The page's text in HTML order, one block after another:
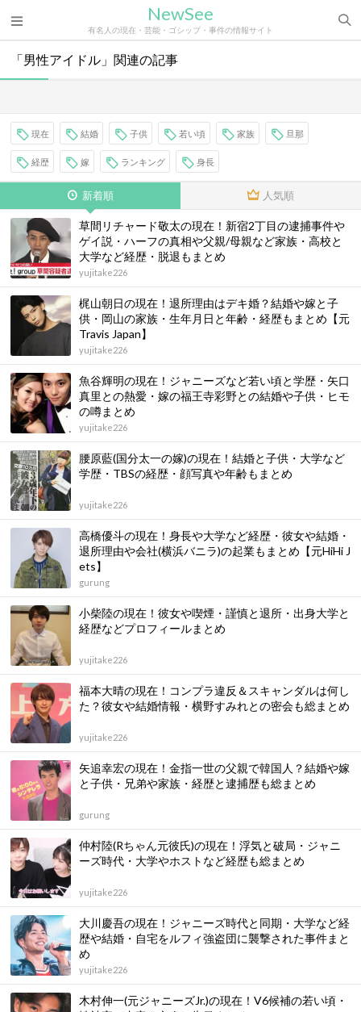
NewSee
有名人の現在・芸能・ゴシップ・事件の情報サイト
「男性アイドル」関連の記事
現在 結婚 子供 若い頃 家族 旦那
経歴 嫁 ランキング 身長
新着順 人気順
草間リチャード敬太の現在！新宿2丁目の逮捕事件や
ゲイ説・ハーフの真相や父親/母親など家族・高校と
大学など経歴・脱退もまとめ
yujitake226
梶山朝日の現在！退所理由はデキ婚？結婚や嫁と子
供・岡山の家族・生年月日と年齢・経歴もまとめ【元
Travis Japan】
yujitake226
魚谷輝明の現在！ジャニーズなど若い頃と学歴・矢口
真里との熱愛・嫁の福王寺彩野との結婚や子供・ヒモ
の噂まとめ
yujitake226
腰原藍(国分太一の嫁)の現在！結婚と子供・大学など
学歴・TBSの経歴・顔写真や年齢もまとめ
yujitake226
高橋優斗の現在！身長や大学など経歴・彼女や結婚・
退所理由や会社(横浜バニラ)の起業もまとめ【元HiHi J
ets】
gurung
小柴陸の現在！彼女や喫煙・謹慎と退所・出身大学と
経歴などプロフィールまとめ
yujitake226
福本大晴の現在！コンプラ違反＆スキャンダルは何し
た？彼女や結婚情報・横野すみれとの密会も総まとめ
yujitake226
矢追幸宏の現在！金指一世の父親で韓国人？結婚や嫁
と子供・兄弟や家族・経歴と逮捕歴も総まとめ
gurung
仲村陸(Rちゃん元彼氏)の現在！浮気と破局・ジャニ
ーズ時代・大学やホストなど経歴も総まとめ
yujitake226
大川慶吾の現在！ジャニーズ時代と同期・大学など経
歴や結婚・自宅をルフィ強盗団に襲撃された事件まと
め
yujitake226
木村伸一(元ジャニーズJr.)の現在！V6候補の若い頃・